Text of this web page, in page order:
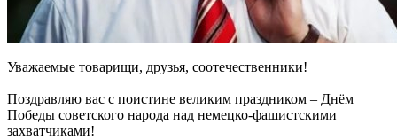
Уважаемые товарищи, друзья, соотечественники!
Поздравляю вас с поистине великим праздником – Днём
Победы советского народа над немецко-фашистскими
захватчиками!